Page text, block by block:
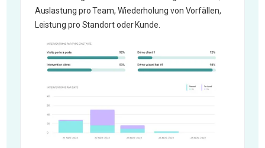
Auslastung pro Team, Wiederholung von Vorfällen,
Leistung pro Standort oder Kunde.